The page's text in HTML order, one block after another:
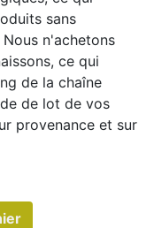
sans
n'achetons
ce qui
de la chaîne
de lot de vos
provenance et sur